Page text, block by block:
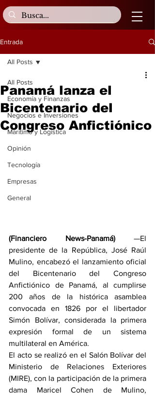
Entrada
All Posts
Economía y Finanzas
Negocios e Inversiones
Marítimo y Logística
Opinión
Tecnología
Empresas
General
All Posts
Panamá lanza el
Bicentenario del
Congreso Anfictiónico
(Financiero News-Panamá) —El
presidente de la República, José Raúl
Mulino, encabezó el lanzamiento oficial
del Bicentenario del Congreso
Anfictiónico de Panamá, al cumplirse
200 años de la histórica asamblea
convocada en 1826 por el libertador
Simón Bolívar, considerada la primera
expresión formal de un sistema
multilateral en América.
El acto se realizó en el Salón Bolívar del
Ministerio de Relaciones Exteriores
(MIRE), con la participación de la primera
dama Maricel Cohen de Mulino,